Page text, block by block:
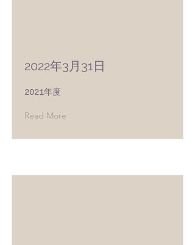
2022年3月31日
2021年度
Read More